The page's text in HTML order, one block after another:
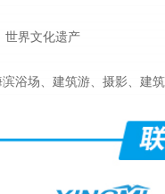
界文化遗产
场、建筑游、摄影、建筑